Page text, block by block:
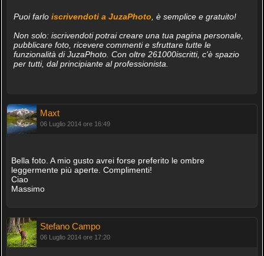
Puoi farlo iscrivendoti a JuzaPhoto, è semplice e gratuito!
Non solo: iscrivendoti potrai creare una tua pagina personale,
pubblicare foto, ricevere commenti e sfruttare tutte le
funzionalità di JuzaPhoto. Con oltre 261000iscritti, c'è spazio
per tutti, dal principiante al professionista.
Maxt
06 Luglio 2014 ore 16:49
Bella foto. A mio gusto avrei forse preferito le ombre
leggermente più aperte. Complimenti!
Ciao
Massimo
Stefano Campo
06 Luglio 2014 ore 17:20